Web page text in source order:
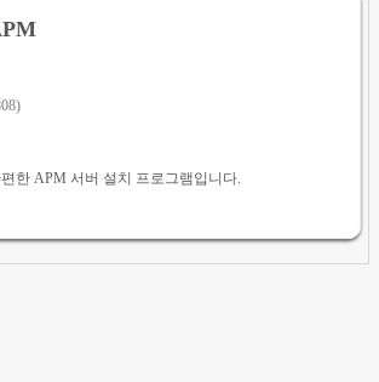
한 APM 서버 설치 프로그램입니다.